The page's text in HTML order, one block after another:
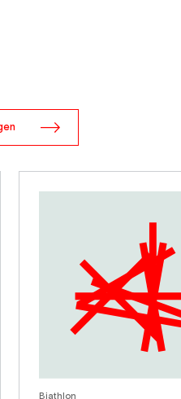
Biathlon